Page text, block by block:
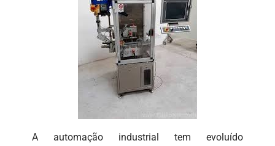
A automação industrial tem evoluído